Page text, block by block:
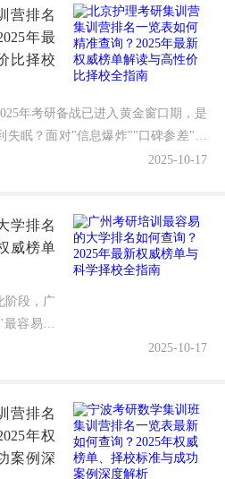
营排名
年最
比择校
年考研备战已进入黄金窗口期，是
失眠？面对"信息爆炸""口碑参差"等
2025-10-17
学排名
威榜单
阶段，广
容易上
2025-10-17
营排名
年权
案例深